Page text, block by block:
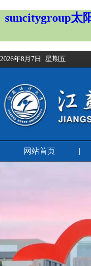
suncitygroup太
2026年8月7日 星期五
网站首页 |